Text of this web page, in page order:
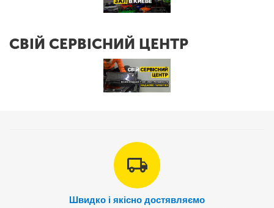
СВІЙ СЕРВІСНИЙ ЦЕНТР
Швидко і якісно достявляємо